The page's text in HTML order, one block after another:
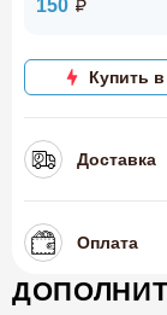
150
Купить
Доставка
Оплата